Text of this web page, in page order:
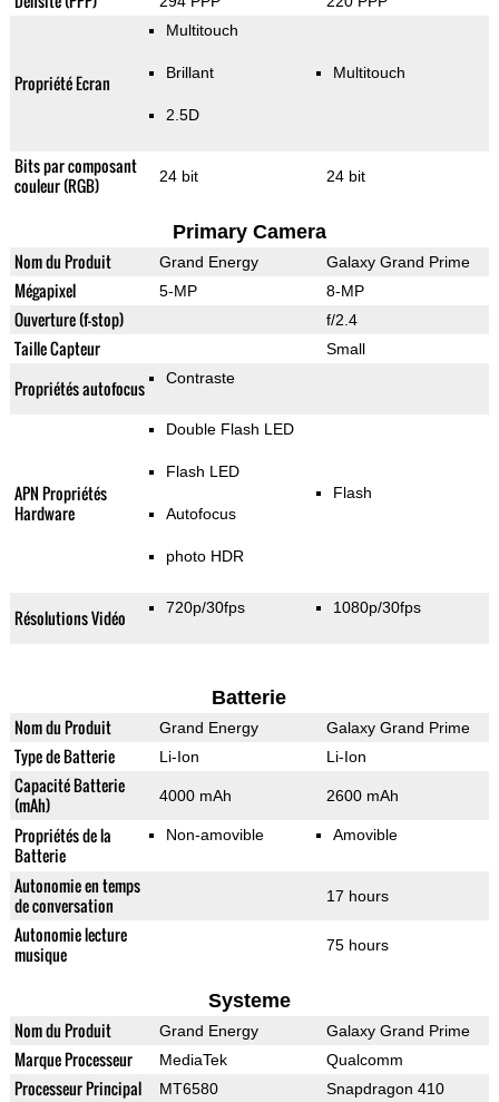
Propriété Ecran
Multitouch
Brillant
2.5D
Multitouch
Bits par composant
couleur (RGB)
24 bit 24 bit
Primary Camera
Nom du Produit Grand Energy Galaxy Grand Prime
Mégapixel 5-MP 8-MP
Ouverture (f-stop) f/2.4
Taille Capteur Small
Propriétés autofocus Contraste
APN Propriétés
Hardware
Double Flash LED
Flash LED
Autofocus
photo HDR
Flash
Résolutions Vidéo 720p/30fps 1080p/30fps
Batterie
Nom du Produit Grand Energy Galaxy Grand Prime
Type de Batterie Li-Ion Li-Ion
Capacité Batterie
(mAh)
4000 mAh 2600 mAh
Propriétés de la
Batterie
Non-amovible Amovible
Autonomie en temps
de conversation
17 hours
Autonomie lecture
musique
75 hours
Systeme
Nom du Produit Grand Energy Galaxy Grand Prime
Marque Processeur MediaTek Qualcomm
Processeur Principal MT6580 Snapdragon 410